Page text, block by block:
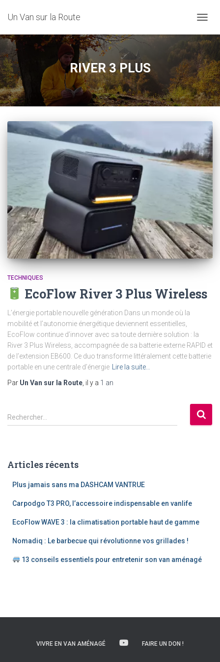
Un Van sur la Route
LA
RIVER 3 PLUS
TECHNIQUES
EcoFlow River 3 Plus Wireless
L’énergie portable nouvelle génération Dans un monde où la
mobilité et l’autonomie énergétique deviennent essentielles,
EcoFlow continue d’innover avec sa toute dernière solution : la
River 3 Plus Wireless, accompagnée de sa batterie externe RAPID et
de l’extension EB600. Ce duo transforme littéralement cette batterie
portable en une centrale d’énergie
Lire la suite…
Par Un Van sur la Route , il y a 1 an
R
e
r
Rechercher…
Articles récents
Plus jamais sans ma DASHCAM VANTRUE
Carpodgo T3 PRO, l’accessoire indispensable en vanlife
EcoFlow WAVE 3 : la climatisation portable haut de gamme
Nomadiq : Le barbecue qui révolutionne vos grillades !
13 conseils essentiels pour entretenir son van aménagé
VIVRE EN VAN AMÉNAGÉ FAIRE UN DON !